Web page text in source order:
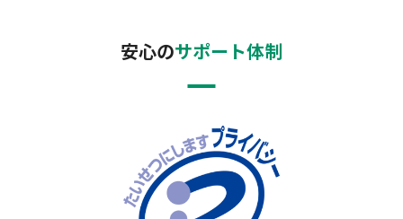
安心のサポート体制